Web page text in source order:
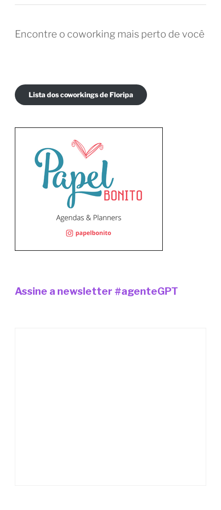
Encontre o coworking mais perto de você
Lista dos coworkings de Floripa
Assine a newsletter #agenteGPT